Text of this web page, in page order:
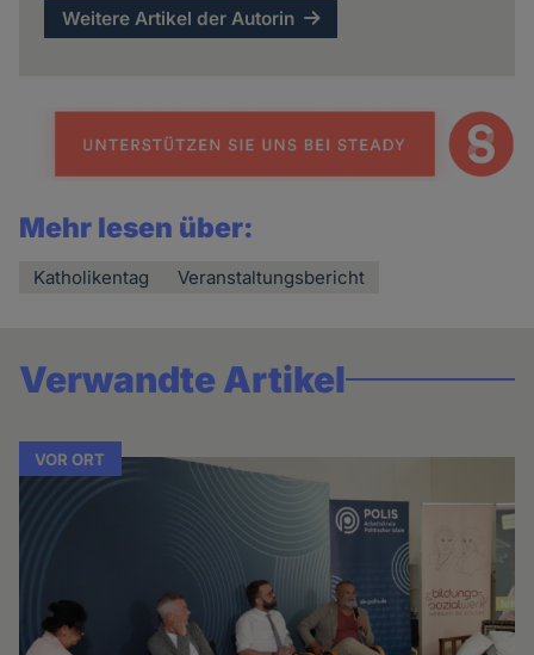
Weitere Artikel der Autorin
Mehr lesen über:
Katholikentag Veranstaltungsbericht
Verwandte Artikel
VOR ORT